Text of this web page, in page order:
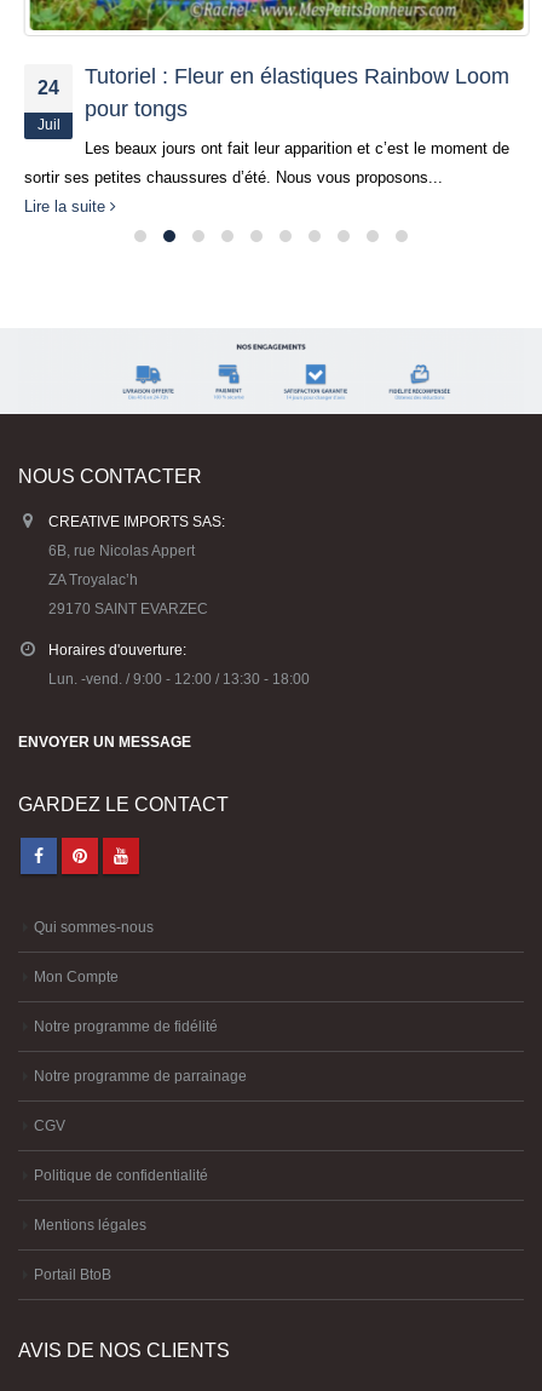
24
Juil
Tutoriel : Fleur en élastiques Rainbow Loom
pour tongs
Les beaux jours ont fait leur apparition et c’est le moment de
sortir ses petites chaussures d’été. Nous vous proposons...
Lire la suite
CREATIVE IMPORTS SAS:
6B, rue Nicolas Appert
ZA Troyalac’h
Horaires d'ouverture:
Qui sommes-nous
Mon Compte
Notre programme de fidélité
Notre programme de parrainage
CGV
Politique de confidentialité
Mentions légales
Portail BtoB